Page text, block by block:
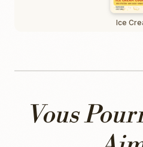
Ice
Vous